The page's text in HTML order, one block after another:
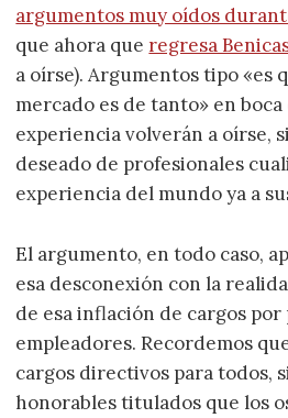
argumentos muy oídos
que ahora queregresa
a oírse). Argumentos tipo «es
mercado es de tanto» en
experiencia volverán a oírse,
deseado de profesionales
experiencia del mundo ya a
El argumento, en todo caso,
esa desconexión con la
de esa inflación de cargos
empleadores. Recordemos
cargos directivos para todos,
honorables titulados que los